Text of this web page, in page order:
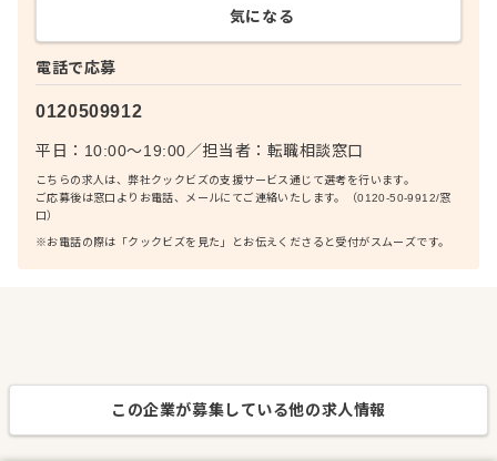
電話で応募
0120509912
平日：10:00〜19:00／担当者： 転職相談窓口
こちらの求人は、弊社クックビズの支援サービス通じて選考を行います。
ご応募後は窓口よりお電話、メールにてご連絡いたします。（0120-50-9912/窓
口）
※お電話の際は「クックビズを見た」とお伝えくださると受付がスムーズです。
気になる
この企業が募集している他の求人情報